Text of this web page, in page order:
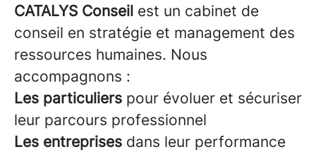
CATALYS Conseil est un cabinet de
conseil en stratégie et management des
ressources humaines. Nous
accompagnons :
Les particuliers pour évoluer et sécuriser
leur parcours professionnel
Les entreprises dans leur performance